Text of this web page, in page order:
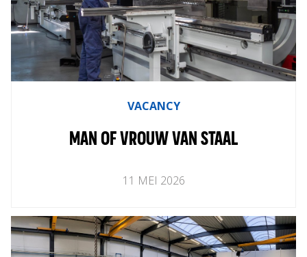
EN
Home
About
Worldwide
Aftersales
VACANCY
MAN OF VROUW VAN STAAL
11 MEI 2026